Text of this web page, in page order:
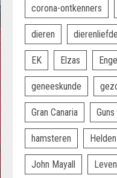
corona-ontkenners
dieren dierenliefde
EK Elzas
geneeskunde
Gran Canaria
hamsteren Helden
John Mayall